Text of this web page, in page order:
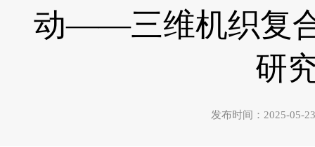
动——三维机织复
研
发布时间：2025-